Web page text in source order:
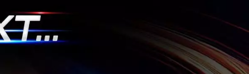
คจับต้องได้ และ
จจะมีส่วนทำให้